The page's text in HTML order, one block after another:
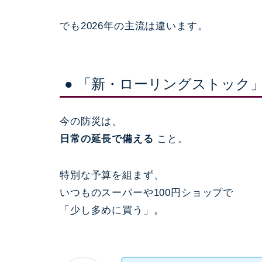
でも2026年の主流は違います。
● 「新・ローリングストック
今の防災は、
日常の延長で備える こと。
特別な予算を組まず、
いつものスーパーや100円ショップで
「少し多めに買う」。